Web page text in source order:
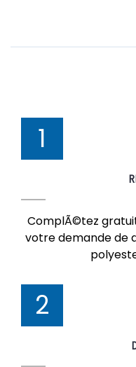
1
ComplÃ©tez
votre demande de
2